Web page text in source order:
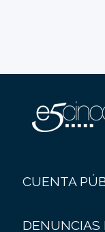
CUENTA
DENUNCIAS